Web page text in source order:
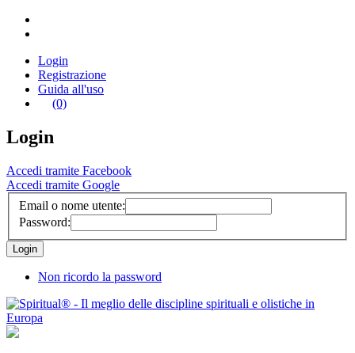
Login
Registrazione
Guida all'uso
(0)
Login
Accedi tramite Facebook
Accedi tramite Google
Email o nome utente:
Password:
Non ricordo la password